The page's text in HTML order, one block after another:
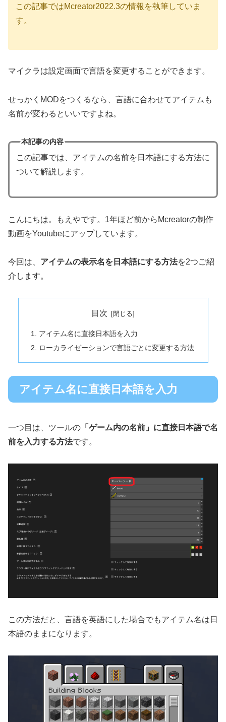
この記事ではMcreator2022.3の情報を執筆していま
す。
マイクラは設定画面で言語を変更することができます。
せっかくMODをつくるなら、言語に合わせてアイテムも
名前が変わるといいですよね。
本記事の内容
この記事では、アイテムの名前を日本語にする方法に
ついて解説します。
こんにちは。もえやです。1年ほど前からMcreatorの制作
動画をYoutubeにアップしています。
今回は、 アイテムの表示名を日本語にする方法を2つご紹
介します。
目次
アイテム名に直接日本語を入力
ローカライゼーションで言語ごとに変更する方法
アイテム名に直接日本語を入力
一つ目は、ツールの 「ゲーム内の名前」に直接日本語で名
前を入力する方法です。
この方法だと、言語を英語にした場合でもアイテム名は日
本語のままになります。